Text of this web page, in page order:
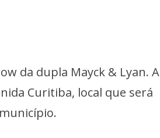
da dupla Mayck & Lyan. A
Curitiba, local que será